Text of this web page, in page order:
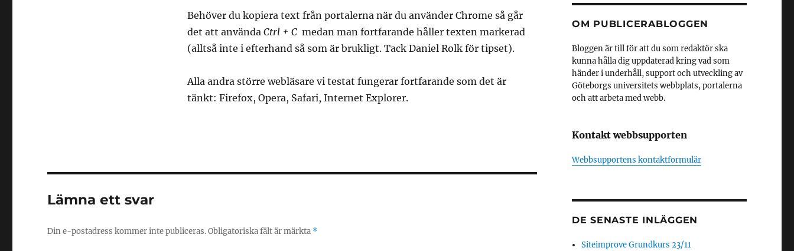
Behöver du kopiera text från portalerna när du använder Chrome så går
det att använda Ctrl + Cmedan man fortfarande håller texten markerad
(alltså inte i efterhand så som är brukligt. Tack Daniel Rolk för tipset).
Alla andra större webläsare vi testat fungerar fortfarande som det är
tänkt: Firefox, Opera, Safari, Internet Explorer.
Lämna ett svar
Din e-postadress kommer inte publiceras.Obligatoriska fält är märkta *
OM PUBLICERABLOGGEN
Bloggen är till för att du som redaktör ska
kunna hålla dig uppdaterad kring vad som
händer i underhåll, support och utveckling av
Göteborgs universitets webbplats, portalerna
och att arbeta med webb.
Kontakt webbsupporten
Webbsupportens kontaktformulär
DE SENASTE INLÄGGEN
Siteimprove Grundkurs 23/11